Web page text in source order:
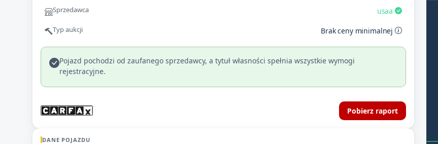
Sprzedawca usaa
Typ aukcji Brak ceny minimalnej
Pojazd pochodzi od zaufanego sprzedawcy, a tytuł własności spełnia wszystkie wymogi
rejestracyjne.
Pobierz raport
DANE POJAZDU